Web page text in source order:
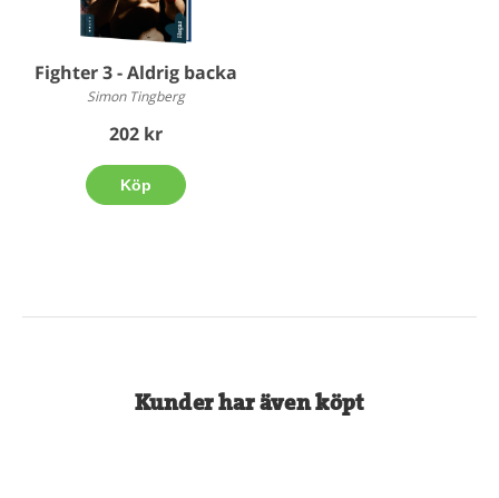
Fighter 3 - Aldrig backa
Simon Tingberg
202 kr
Köp
Kunder har även köpt